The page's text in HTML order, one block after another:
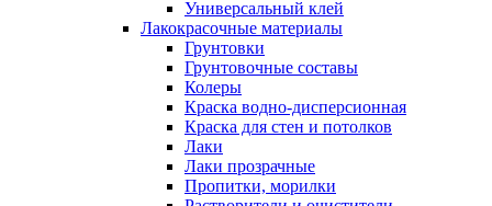
Универсальный клей
Лакокрасочные материалы
Грунтовки
Грунтовочные составы
Колеры
Краска водно-дисперсионная
Краска для стен и потолков
Лаки
Лаки прозрачные
Пропитки, морилки